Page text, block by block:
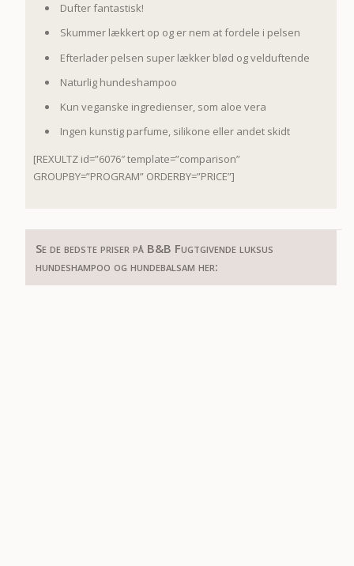
Dufter fantastisk!
Skummer lækkert op og er nem at fordele i pelsen
Efterlader pelsen super lækker blød og velduftende
Naturlig hundeshampoo
Kun veganske ingredienser, som aloe vera
Ingen kunstig parfume, silikone eller andet skidt
[REXULTZ id=”6076″ template=”comparison”
GROUPBY=”PROGRAM” ORDERBY=”PRICE”]
Se de bedste priser på B&B Fugtgivende luksus
hundeshampoo og hundebalsam her: